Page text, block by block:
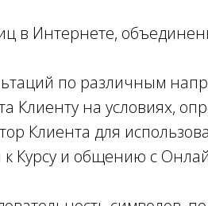
в Интернете,
по различным
Клиенту на условиях,
Клиента для
Курсу и общению с